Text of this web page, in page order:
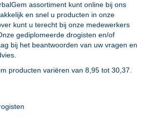
assortiment kunt online bij ons
en snel u producten in onze
kunt u terecht bij onze medewerkers
gediplomeerde drogisten en/of
bij het beantwoorden van uw vragen en
producten variëren van 8,95 tot 30,37